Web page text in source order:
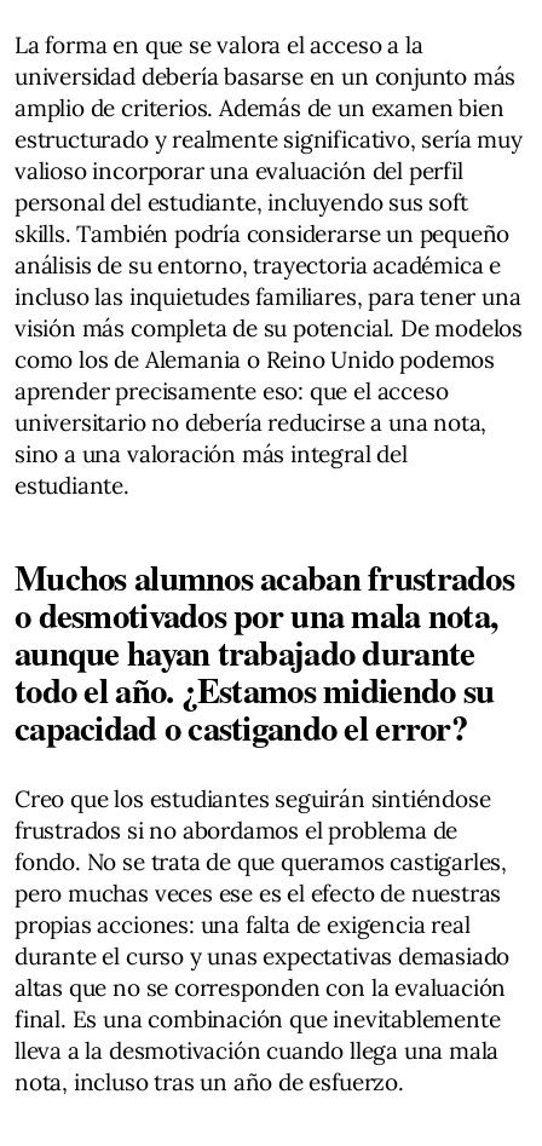
La forma en que se valora el acceso a la
universidad debería basarse en un conjunto más
amplio de criterios. Además de un examen bien
estructurado y realmente significativo, sería muy
valioso incorporar una evaluación del perfil
personal del estudiante, incluyendo sus soft
skills. También podría considerarse un pequeño
análisis de su entorno, trayectoria académica e
incluso las inquietudes familiares, para tener una
visión más completa de su potencial. De modelos
como los de Alemania o Reino Unido podemos
aprender precisamente eso: que el acceso
universitario no debería reducirse a una nota,
sino a una valoración más integral del
estudiante.
Muchos alumnos acaban frustrados
o desmotivados por una mala nota,
aunque hayan trabajado durante
todo el año. ¿Estamos midiendo su
capacidad o castigando el error?
Creo que los estudiantes seguirán sintiéndose
frustrados si no abordamos el problema de
fondo. No se trata de que queramos castigarles,
pero muchas veces ese es el efecto de nuestras
propias acciones: una falta de exigencia real
durante el curso y unas expectativas demasiado
altas que no se corresponden con la evaluación
final. Es una combinación que inevitablemente
lleva a la desmotivación cuando llega una mala
nota, incluso tras un año de esfuerzo.